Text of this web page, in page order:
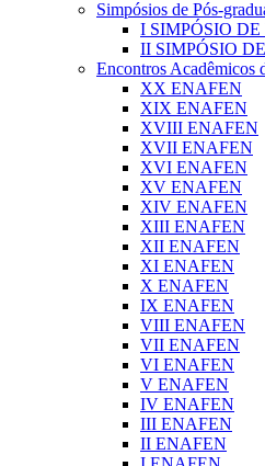
Simpósios de Pós-
I SIMPÓSIO
II SIMPÓSIO
Encontros Acadêmicos
XX ENAFEN
XIX ENAFEN
XVIII ENAFEN
XVII ENAFEN
XVI ENAFEN
XV ENAFEN
XIV ENAFEN
XIII ENAFEN
XII ENAFEN
XI ENAFEN
X ENAFEN
IX ENAFEN
VIII ENAFEN
VII ENAFEN
VI ENAFEN
V ENAFEN
IV ENAFEN
III ENAFEN
II ENAFEN